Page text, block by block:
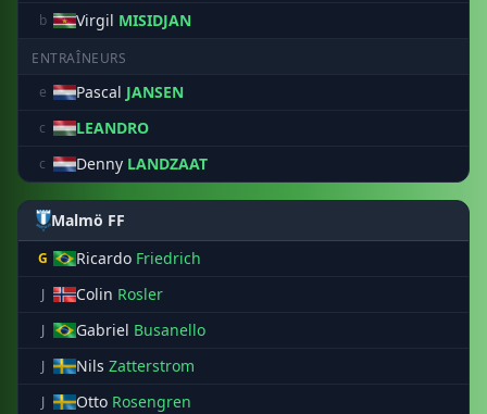
b Virgil MISIDJAN
ENTRAÎNEURS
e
Pascal JANSEN
c LEANDRO
c Denny LANDZAAT
Malmö FF
G Ricardo Friedrich
J Colin Rosler
J Gabriel Busanello
J Nils Zatterstrom
J Otto Rosengren